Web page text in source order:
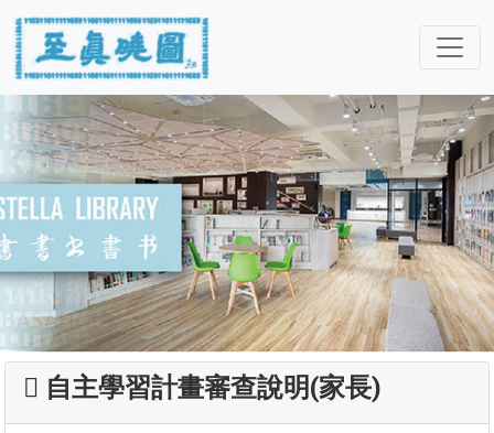
自主學習計畫審查說明(家長)